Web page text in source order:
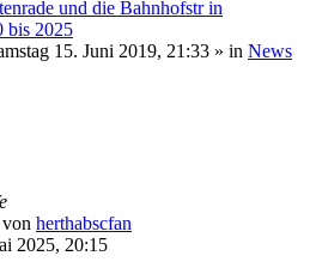
und die Bahnhofstr in
bis 2025
15. Juni 2019, 21:33 » in News
von herthabscfan
2025, 20:15